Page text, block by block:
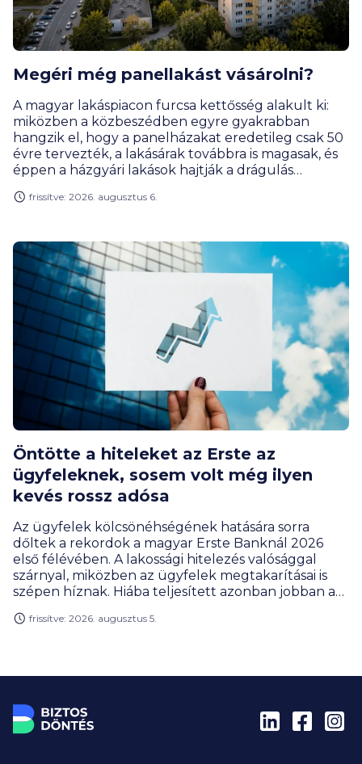
Megéri még panellakást vásárolni?
A magyar lakáspiacon furcsa kettősség alakult ki:
miközben a közbeszédben egyre gyakrabban
hangzik el, hogy a panelházakat eredetileg csak 50
évre tervezték, a lakásárak továbbra is magasak, és
éppen a házgyári lakások hajtják a drágulás
jelentik a leginkább elérhető városi lakásformát.
mik a legérdekesebb panelrekordok?
frissítve: 2026. augusztus 6.
Öntötte a hiteleket az Erste az
ügyfeleknek, sosem volt még ilyen
kevés rossz adósa
Az ügyfelek kölcsönéhségének hatására sorra
dőltek a rekordok a magyar Erste Banknál 2026
első félévében. A lakossági hitelezés valósággal
szárnyal, miközben az ügyfelek megtakarításai is
szépen híznak. Hiába teljesített azonban jobban a
extraprofitadó befizetésének új szabályai miatt van
frissítve: 2026. augusztus 5.